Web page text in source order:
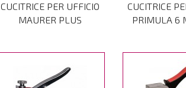
CUCITRICE PER UFFICIO
MAURER PLUS
CUCITRICE
PRIMULA 6